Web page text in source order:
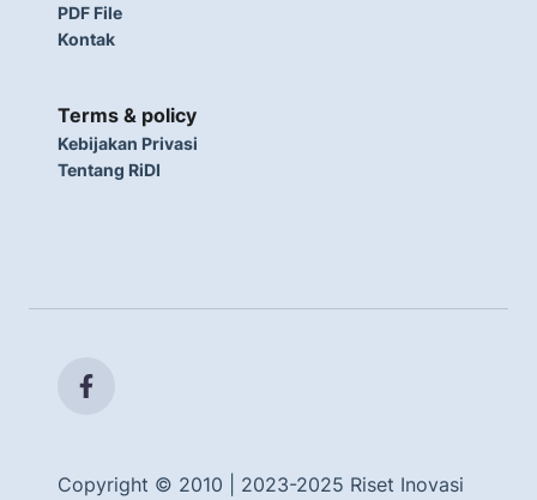
PDF File
Kontak
Terms & policy
Kebijakan Privasi
Tentang RiDI
Copyright © 2010 | 2023-2025 Riset Inovasi